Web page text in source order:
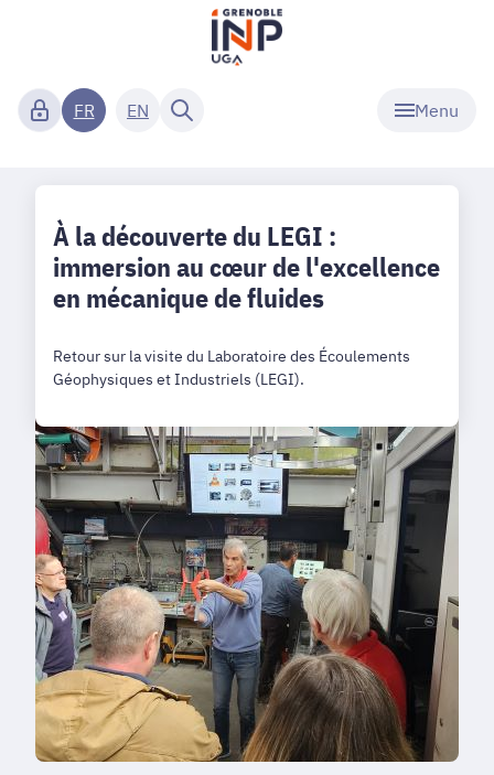
Menu
FR EN
À la découverte du LEGI :
immersion au cœur de l'excellence
en mécanique de fluides
Retour sur la visite du Laboratoire des Écoulements
Géophysiques et Industriels (LEGI).